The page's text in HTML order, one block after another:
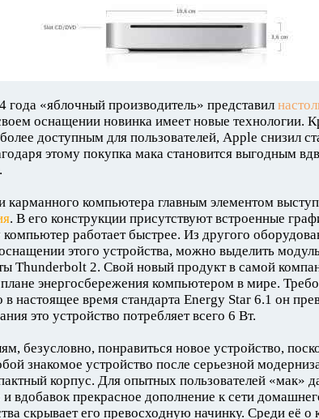
года «яблочный производитель» представил
оснащении новинка имеет новые технологии.
доступным для пользователей, Apple снизил
этому покупка мака становится выгодным
карманного компьютера главным элементом
. В его конструкции присутствуют встроенные
работает быстрее. Из другого
этого устройства, можно выделить
Thunderbolt 2. Свой новый продукт в самой
энергосбережения компьютером в мире.
настоящее время стандарта Energy Star 6.1 он
это устройство потребляет всего 6 Вт.
безусловно, понравиться новое устройство,
знакомое устройство после серьезной
корпус. Для опытных пользователей «мак»
вдобавок прекрасное дополнение к сети
скрывает его превосходную начинку. Среди её о